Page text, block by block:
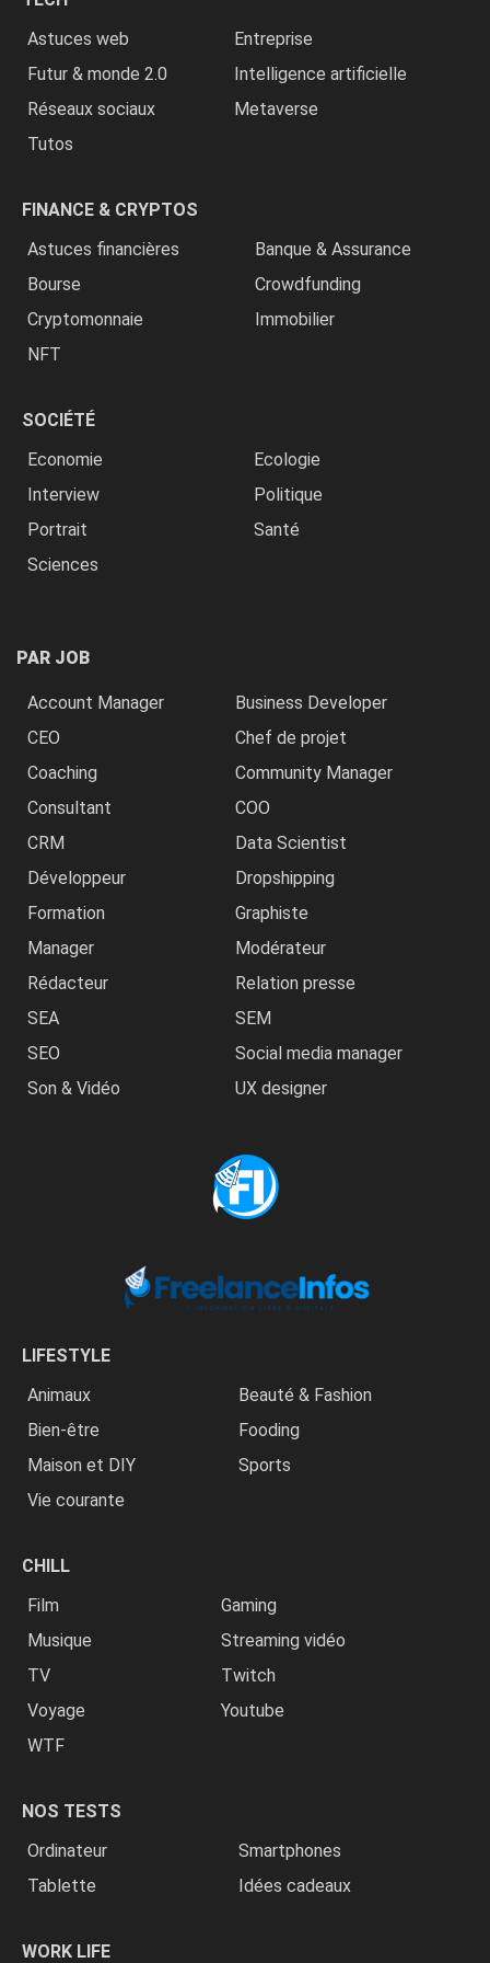
Astuces web
Entreprise
Futur & monde 2.0
Intelligence artificielle
Réseaux sociaux
Metaverse
Tutos
FINANCE & CRYPTOS
Astuces financières
Banque & Assurance
Bourse
Crowdfunding
Cryptomonnaie
Immobilier
NFT
SOCIÉTÉ
Economie
Ecologie
Interview
Politique
Portrait
Santé
Sciences
PAR JOB
Account Manager
Business Developer
CEO
Chef de projet
Coaching
Community Manager
Consultant
COO
CRM
Data Scientist
Développeur
Dropshipping
Formation
Graphiste
Manager
Modérateur
Rédacteur
Relation presse
SEA
SEM
SEO
Social media manager
Son & Vidéo
UX designer
LIFESTYLE
Animaux
Beauté & Fashion
Bien-être
Fooding
Maison et DIY
Sports
Vie courante
CHILL
Film
Gaming
Musique
Streaming vidéo
TV
Twitch
Voyage
Youtube
WTF
NOS TESTS
Ordinateur
Smartphones
Tablette
Idées cadeaux
WORK LIFE